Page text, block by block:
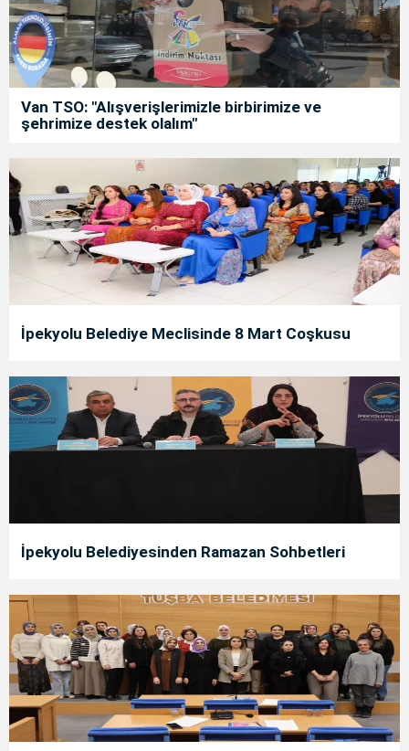
Van TSO: "Alışverişlerimizle birbirimize ve
şehrimize destek olalım"
İpekyolu Belediye Meclisinde 8 Mart Coşkusu
İpekyolu Belediyesinden Ramazan Sohbetleri